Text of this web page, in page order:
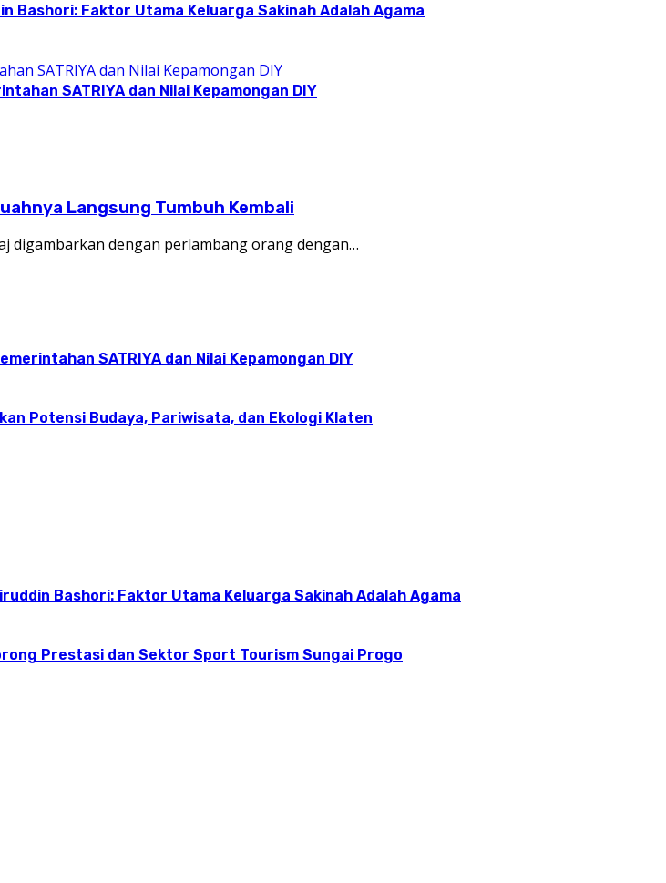
Bashori: Faktor Utama Keluarga Sakinah Adalah Agama
SATRIYA dan Nilai Kepamongan DIY
Langsung Tumbuh Kembali
digambarkan dengan perlambang orang dengan…
SATRIYA dan Nilai Kepamongan DIY
Potensi Budaya, Pariwisata, dan Ekologi Klaten
Bashori: Faktor Utama Keluarga Sakinah Adalah Agama
Prestasi dan Sektor Sport Tourism Sungai Progo